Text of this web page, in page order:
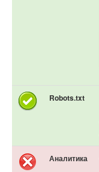
Robots.txt
Аналитика